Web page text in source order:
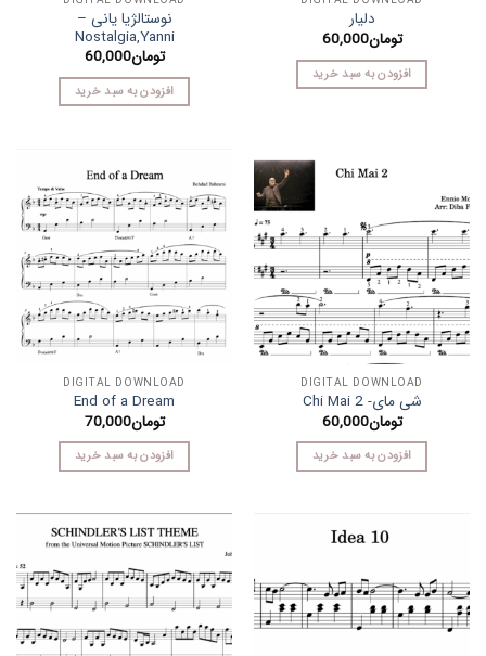
دلیار
تومان60,000
افزودن به سبد خرید
نوستالژیا یانی –
Nostalgia,Yanni
تومان60,000
افزودن به سبد خرید
DIGITAL DOWNLOAD
شی مای- Chi Mai 2
تومان60,000
افزودن به سبد خرید
DIGITAL DOWNLOAD
End of a Dream
تومان70,000
افزودن به سبد خرید